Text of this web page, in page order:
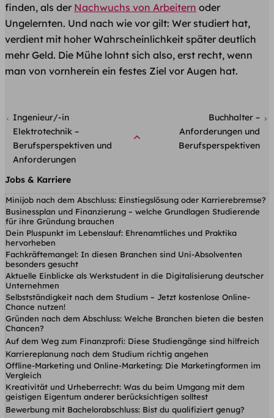
finden, als der Nachwuchs von Arbeitern oder
Ungelernten. Und nach wie vor gilt: Wer studiert hat,
verdient mit hoher Wahrscheinlichkeit später deutlich
mehr Geld. Die Mühe lohnt sich also, erst recht, wenn
man von vornherein ein festes Ziel vor Augen hat.
Ingenieur/-in
Elektrotechnik –
Berufsperspektiven und
Anforderungen
Buchhalter –
Anforderungen und
Berufsperspektiven
Jobs & Karriere
Minijob nach dem Abschluss: Einstiegslösung oder Karrierebremse?
Businessplan und Finanzierung – welche Grundlagen Studierende
für ihre Gründung brauchen
Dein Pluspunkt im Lebenslauf: Ehrenamtliches und Praktika
hervorheben
Fachkräftemangel: In diesen Branchen sind Uni-Absolventen
besonders gesucht
Aktuelle Einblicke als Werkstudent in die Digitalisierung deutscher
Unternehmen
Selbstständigkeit nach dem Studium – Jetzt kostenlose Online-
Chance nutzen!
Gründen nach dem Abschluss: Welche Branchen bieten die besten
Chancen?
Auf dem Weg zum Finanzprofi: Diese Studiengänge sind hilfreich
Karriereplanung nach dem Studium richtig angehen
Offline-Marketing und Online-Marketing: Die Marketingformen im
Vergleich
Kreativität und Urheberrecht: Was du beim Umgang mit dem
geistigen Eigentum anderer berücksichtigen solltest
Bewerbung mit Bachelorabschluss: Bist du qualifiziert genug?